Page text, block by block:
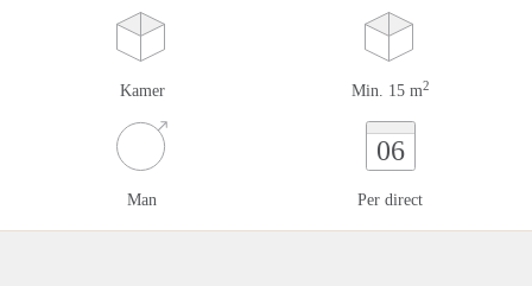
Kamer Min. 15 m2
Man
06
Per direct